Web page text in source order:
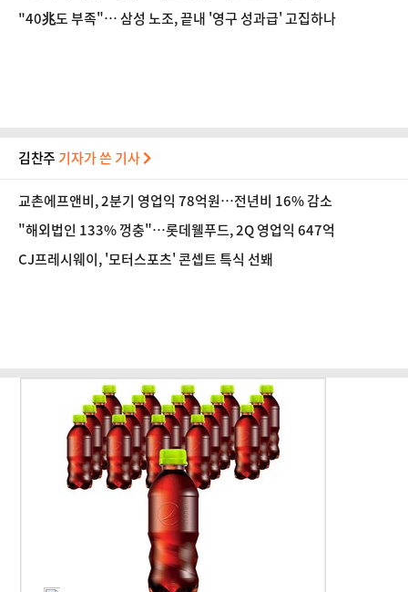
"40兆도 부족"… 삼성 노조, 끝내 '영구 성과급' 고집하나
김찬주 기자가 쓴 기사
교촌에프앤비, 2분기 영업익 78억원…전년비 16% 감소
"해외법인 133% 껑충"…롯데웰푸드, 2Q 영업익 647억
CJ프레시웨이, '모터스포츠' 콘셉트 특식 선봬